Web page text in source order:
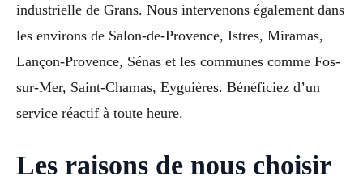
industrielle de Grans. Nous intervenons également dans
les environs de Salon-de-Provence, Istres, Miramas,
Lançon-Provence, Sénas et les communes comme Fos-
sur-Mer, Saint-Chamas, Eyguières. Bénéficiez d’un
service réactif à toute heure.
Les raisons de nous choisir